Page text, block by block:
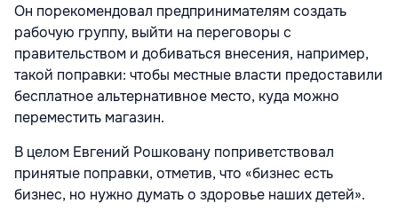
Он порекомендовал предпринимателям создать
рабочую группу, выйти на переговоры с
правительством и добиваться внесения, например,
такой поправки: чтобы местные власти предоставили
бесплатное альтернативное место, куда можно
переместить магазин.
В целом Евгений Рошковану поприветствовал
принятые поправки, отметив, что «бизнес есть
бизнес, но нужно думать о здоровье наших детей».